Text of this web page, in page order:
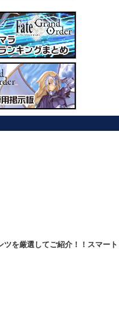
ツを厳選してご紹介！！スマート